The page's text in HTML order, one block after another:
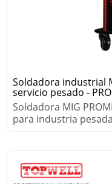
Soldadora industrial
servicio pesado -
años
Soldadora MIG
para industria